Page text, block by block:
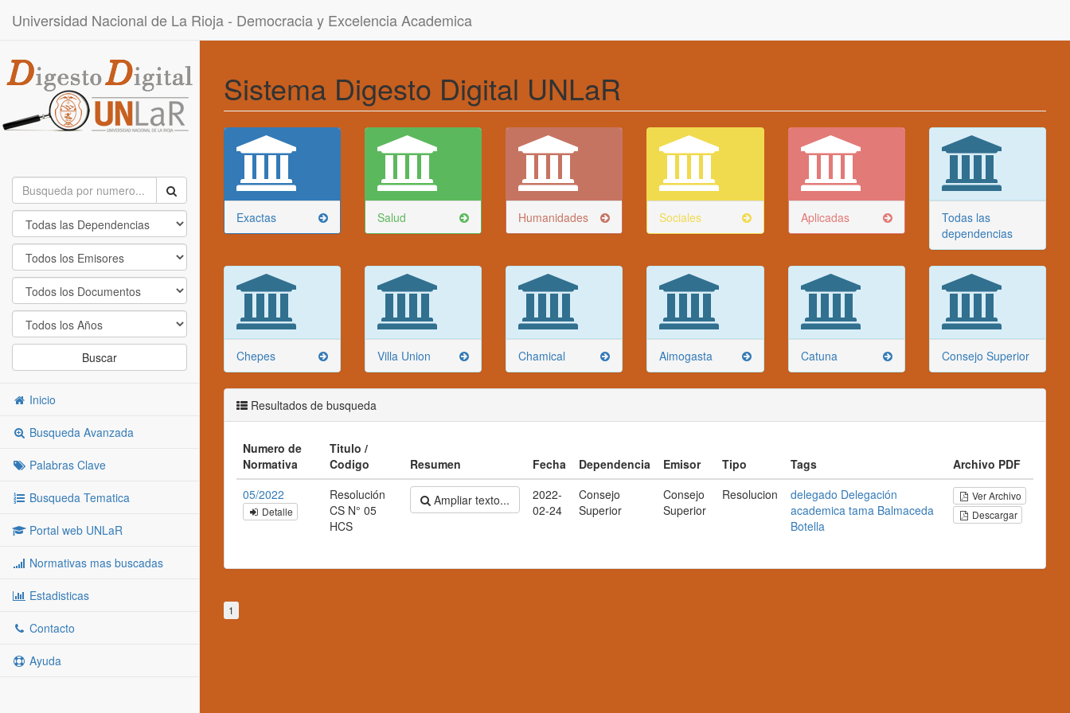
Universidad Nacional de La Rioja - Democracia y Excelencia Academica
Buscar
Inicio
Busqueda Avanzada
Palabras Clave
Busqueda Tematica
Portal web UNLaR
Normativas mas buscadas
Estadisticas
Contacto
Ayuda
Sistema Digesto Digital UNLaR
Exactas Salud Humanidades Sociales Aplicadas
Todas las
dependencias
Chepes Villa Union Chamical Aimogasta Catuna Consejo Superior
Resultados de busqueda
Numero de
Normativa
Titulo /
Codigo
Resumen Fecha Dependencia Emisor Tipo Tags
Archivo PDF
05/2022
Detalle
Resolución
CS N° 05
HCS
Ampliar texto...
2022-
02-24
Consejo
Superior
Consejo
Superior
Resolucion delegado Delegación
academica tama Balmaceda
Botella
Ver Archivo
Descargar
1